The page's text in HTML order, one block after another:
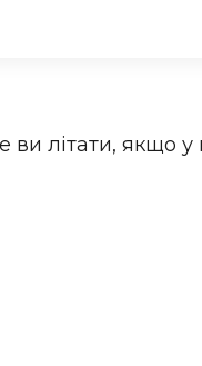
ви літати, якщо у